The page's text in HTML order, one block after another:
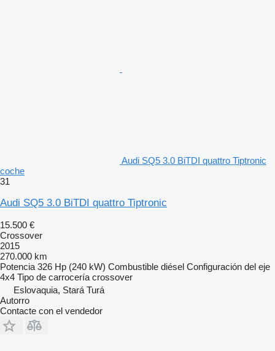
Audi SQ5 3.0 BiTDI quattro Tiptronic
coche
31
Audi SQ5 3.0 BiTDI quattro Tiptronic
15.500 €
Crossover
2015
270.000 km
Potencia 326 Hp (240 kW) Combustible diésel Configuración del eje
4x4 Tipo de carrocería crossover
Eslovaquia, Stará Turá
Autorro
Contacte con el vendedor